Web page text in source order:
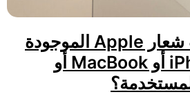
ما هي ملصقات شعار Apple الموجودة
في حزمة iPhone أو MacBook أو